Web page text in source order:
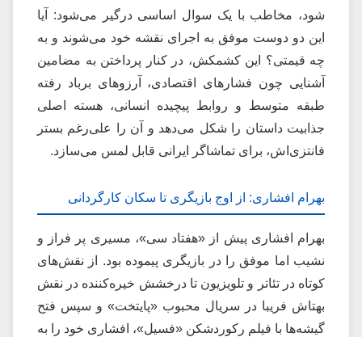
شود، مخاطب با یک سوال اساسی درگیر می‌شود: آیا
این دو دوست موفق به اجرای نقشه خود می‌شوند و به
چه قیمتی؟ این کشمکش، در کنار پرداختن به مضامین
آشنایی چون فشارهای اقتصادی، آرزوهای برباد رفته
طبقه متوسط و روابط پیچیده انسانی، هسته اصلی
جذابیت داستان را شکل می‌دهد و آن را علی‌رغم بستر
فانتزی‌اش، برای تماشاگر ایرانی قابل لمس می‌سازد.
بهرام افشاری: از اوج بازیگری تا سکان کارگردانی
بهرام افشاری پیش از «هفتاد سی»، مسیری پر فراز و
نشیب اما موفق را در بازیگری پیموده بود. از نقش‌های
کوتاه در تئاتر و تلویزیون تا درخشش خیره‌کننده در نقش
بهتاش فریبا در سریال محبوب «پایتخت» و سپس فتح
گیشه‌ها با فیلم رکوردشکن «فسیل»، افشاری خود را به